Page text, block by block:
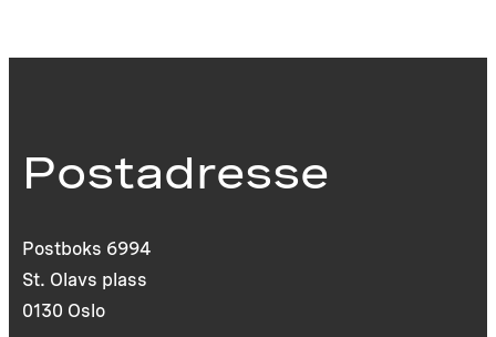
Postadresse
Postboks 6994
St. Olavs plass
0130 Oslo